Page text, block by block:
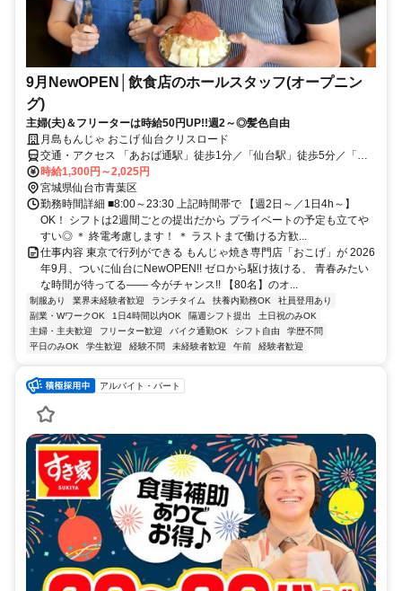
9月NewOPEN│飲食店のホールスタッフ(オープニン
グ)
主婦(夫)＆フリーターは時給50円UP!!週2～◎髪色自由
月島もんじゃ おこげ 仙台クリスロード
交通・アクセス 「あおば通駅」徒歩1分／「仙台駅」徒歩5分／「青
葉通一番町駅」徒歩3分／「広瀬通駅」徒歩4分
時給1,300円～2,025円
宮城県仙台市青葉区
勤務時間詳細 ■8:00～23:30 上記時間帯で 【週2日～／1日4h～】
OK！ シフトは2週間ごとの提出だから プライベートの予定も立てや
すい◎ ＊ 終電考慮します！ ＊ ラストまで働ける方歓...
仕事内容 東京で行列ができる もんじゃ焼き専門店「おこげ」が 2026
年9月、ついに仙台にNewOPEN!! ゼロから駆け抜ける、 青春みたい
な時間が待ってる―― 今がチャンス!! 【80名】のオ...
制服あり 業界未経験者歓迎 ランチタイム 扶養内勤務OK
社員登用あり
副業・WワークOK
1日4時間以内OK 隔週シフト提出
土日祝のみOK
主婦・主夫歓迎
フリーター歓迎 バイク通勤OK シフト自由
学歴不問
平日のみOK
学生歓迎 経験不問 未経験者歓迎 午前 経験者歓迎
アルバイト・パート